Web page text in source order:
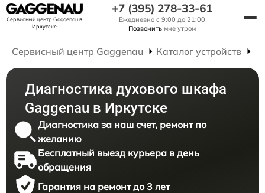
Сервисный центр Gaggenauв
Иркутске
+7 (395) 278-33-61
Ежедневно с 9:00 до 21:00
Позвонить мне утром
Сервисный центр Gaggenau Каталог устройств
Диагностика духового шкафа
Gaggenau в Иркутске
Диагностика за наш счет, ремонт по
желанию
Бесплатный выезд курьера в день
обращения
Гарантия на ремонт до 3 лет